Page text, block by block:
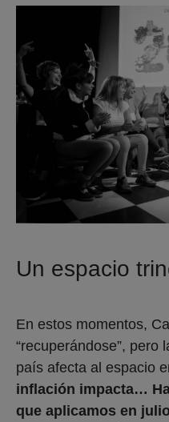
Un espacio
En estos momentos,
“recuperándose”, pero
país afecta al espacio
inflación impacta…
que aplicamos en